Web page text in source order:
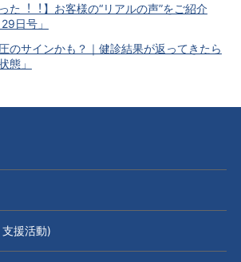
た︕︕】お客様の“リアルの声”をご紹介
⽇号」
のサインかも？｜健診結果が返ってきたら
態」
援活動)